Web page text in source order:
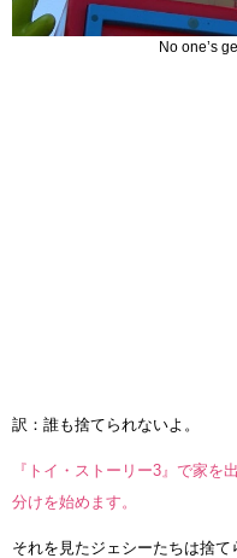
No one’s
訳：誰も捨てられないよ。
『トイ・ストーリー3』で家を
分けを始めます。
それを見たジェシーたちは捨